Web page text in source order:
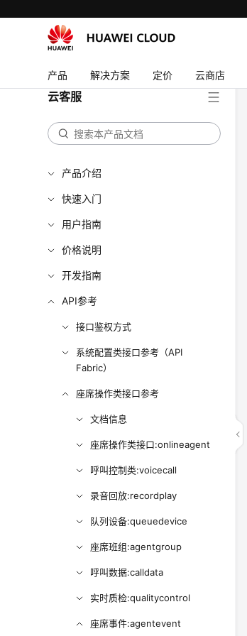
产品 解决方案 定价 云商店
云客服
产品介绍
快速入门
用户指南
价格说明
开发指南
API参考
接口鉴权方式
系统配置类接口参考（API
Fabric）
座席操作类接口参考
文档信息
座席操作类接口:onlineagent
呼叫控制类:voicecall
录音回放:recordplay
队列设备:queuedevice
座席班组:agentgroup
呼叫数据:calldata
实时质检:qualitycontrol
座席事件:agentevent